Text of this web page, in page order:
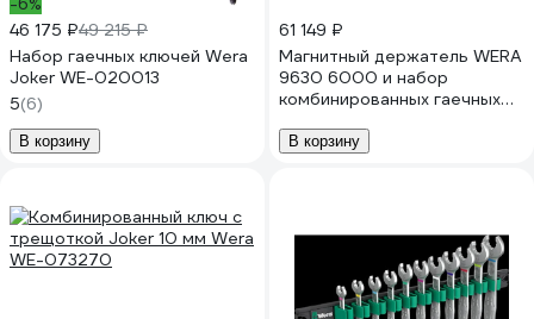
46 175 ₽49 215 ₽
Набор гаечных ключей Wera
Joker WE-020013
5(6)
В корзину
61 149 ₽
Магнитный держатель WERA
9630 6000 и набор
комбинированных гаечных
11 пр. WE-020014
В корзину